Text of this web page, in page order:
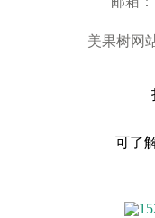
美果树网
可了